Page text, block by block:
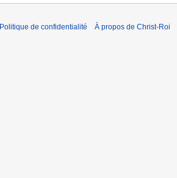
Politique de confidentialité À propos de Christ-Roi